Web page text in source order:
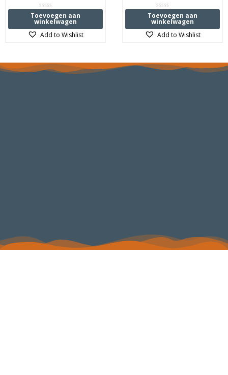
Waardering
0
uit
5
Toevoegen aan
winkelwagen
Add to Wishlist
Waardering
0
uit
5
Toevoegen aan
winkelwagen
Add to Wishlist